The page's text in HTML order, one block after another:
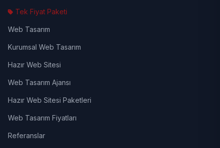
Tek Fiyat Paketi
Web Tasarım
Kurumsal Web Tasarım
Hazır Web Sitesi
Web Tasarım Ajansı
Hazır Web Sitesi Paketleri
Web Tasarım Fiyatları
Referanslar